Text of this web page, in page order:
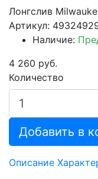
Лонгслив
Артикул:
Наличие:
4 260 руб.
Количество
Добавить в
Описание